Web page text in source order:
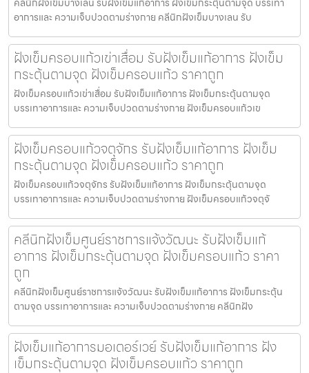
อาการและ ความเจ็บปวดตามร่างกาย คลีนิกฝังเข็มบางเลน รับ
ฝังเข็มครอบแก้วเข่าเสื่อม รับฝังเข็มแก้อาการ ฝังเข็ม
กระตุ้นตามจุด ฝังเข็มครอบแก้ว ราคาถูก
ฝังเข็มครอบแก้วเข่าเสื่อม รับฝังเข็มแก้อาการ ฝังเข็มกระตุ้นตามจุด
บรรเทาอาการและ ความเจ็บปวดตามร่างกาย ฝังเข็มครอบแก้วเข
ฝังเข็มครอบแก้วจตุจักร รับฝังเข็มแก้อาการ ฝังเข็ม
กระตุ้นตามจุด ฝังเข็มครอบแก้ว ราคาถูก
ฝังเข็มครอบแก้วจตุจักร รับฝังเข็มแก้อาการ ฝังเข็มกระตุ้นตามจุด
บรรเทาอาการและ ความเจ็บปวดตามร่างกาย ฝังเข็มครอบแก้วจตุจั
คลีนิกฝังเข็มศูนย์ราชการแจ้งวัฒนะ รับฝังเข็มแก้
อาการ ฝังเข็มกระตุ้นตามจุด ฝังเข็มครอบแก้ว ราคา
ถูก
คลีนิกฝังเข็มศูนย์ราชการแจ้งวัฒนะ รับฝังเข็มแก้อาการ ฝังเข็มกระตุ้น
ตามจุด บรรเทาอาการและ ความเจ็บปวดตามร่างกาย คลีนิกฝัง
ฝังเข็มแก้อาการมอเตอร์เวย์ รับฝังเข็มแก้อาการ ฝัง
เข็มกระตุ้นตามจุด ฝังเข็มครอบแก้ว ราคาถูก